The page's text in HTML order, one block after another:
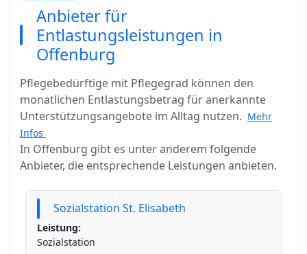
Anbieter für
Entlastungsleistungen in
Offenburg
Pflegebedürftige mit Pflegegrad können den
monatlichen Entlastungsbetrag für anerkannte
Unterstützungsangebote im Alltag nutzen. Mehr
Infos
In Offenburg gibt es unter anderem folgende
Anbieter, die entsprechende Leistungen anbieten.
Sozialstation St. Elisabeth
Leistung:
Sozialstation